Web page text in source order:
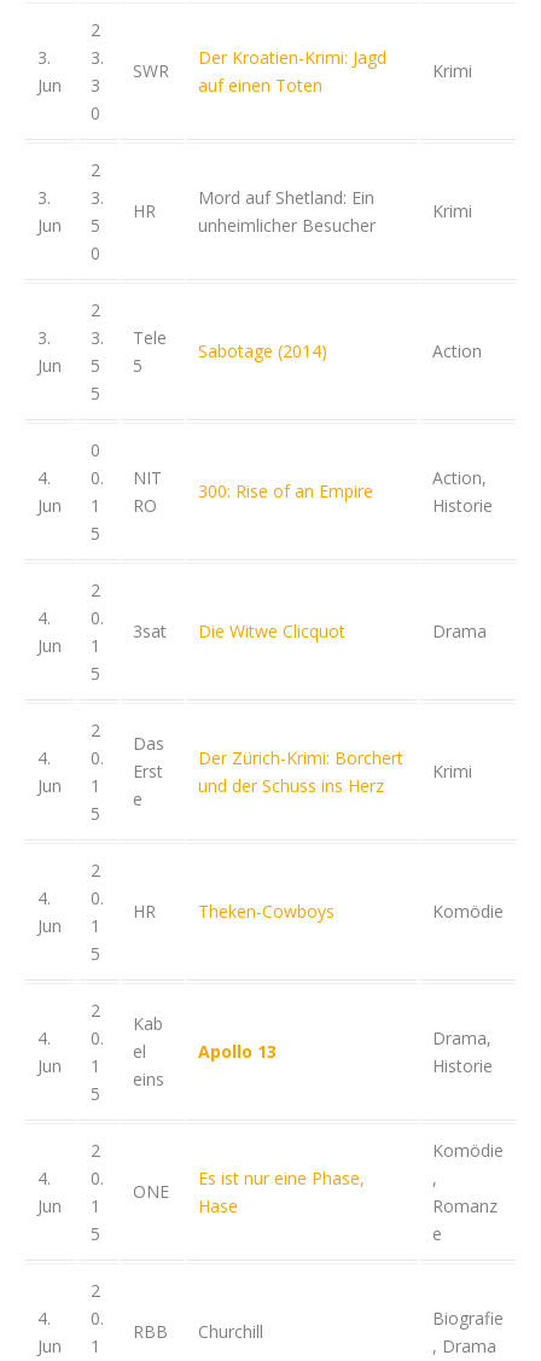
3.
Jun
2
3.
3
0
SWR
Der Kroatien-Krimi: Jagd
auf einen Toten
Krimi
3.
Jun
2
3.
5
0
HR
Mord auf Shetland: Ein
unheimlicher Besucher
Krimi
3.
Jun
2
3.
5
5
Tele
5
Sabotage (2014) Action
4.
Jun
0
0.
1
5
NIT
RO
300: Rise of an Empire
Action,
Historie
4.
Jun
2
0.
1
5
3sat Die Witwe Clicquot Drama
4.
Jun
2
0.
1
5
Das
Erst
e
Der Zürich-Krimi: Borchert
und der Schuss ins Herz
Krimi
4.
Jun
2
0.
1
5
HR Theken-Cowboys Komödie
4.
Jun
2
0.
1
5
Kab
el
eins
Apollo 13
Drama,
Historie
4.
Jun
2
0.
1
5
ONE
Es ist nur eine Phase,
Hase
Komödie
,
Romanz
e
4.
Jun
2
0.
1
RBB Churchill
Biografie
, Drama